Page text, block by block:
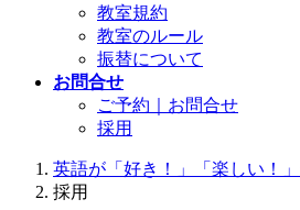
教室規約
教室のルール
振替について
お問合せ
ご予約｜お問合せ
採用
英語が「好き！」「楽しい！」
採用